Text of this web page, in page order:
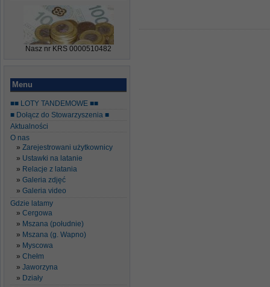
Nasz nr KRS 0000510482
Menu
■■ LOTY TANDEMOWE ■■
■ Dołącz do Stowarzyszenia ■
Aktualności
O nas
Zarejestrowani użytkownicy
Ustawki na latanie
Relacje z latania
Galeria zdjęć
Galeria video
Gdzie latamy
Cergowa
Mszana (południe)
Mszana (g. Wapno)
Myscowa
Chełm
Jaworzyna
Działy